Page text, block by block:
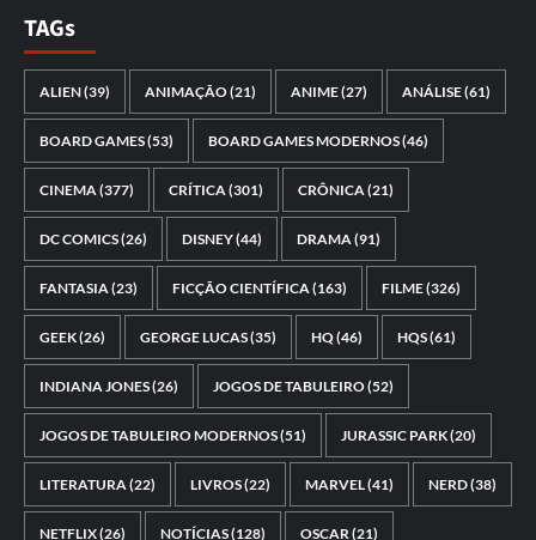
TAGs
ALIEN(39) ANIMAÇÃO(21) ANIME(27) ANÁLISE(61)
BOARD GAMES(53) BOARD GAMES MODERNOS(46)
CINEMA(377) CRÍTICA(301) CRÔNICA(21)
DC COMICS(26) DISNEY(44) DRAMA(91)
FANTASIA(23) FICÇÃO CIENTÍFICA(163) FILME(326)
GEEK(26) GEORGE LUCAS(35) HQ(46) HQS(61)
INDIANA JONES(26) JOGOS DE TABULEIRO(52)
JOGOS DE TABULEIRO MODERNOS(51) JURASSIC PARK(20)
LITERATURA(22) LIVROS(22) MARVEL(41) NERD(38)
NETFLIX(26) NOTÍCIAS(128) OSCAR(21)